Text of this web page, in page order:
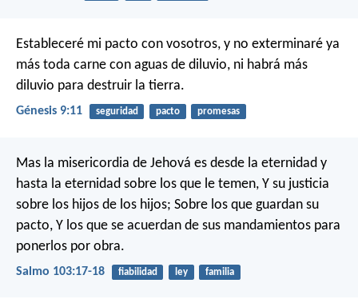
Estableceré mi pacto con vosotros, y no exterminaré ya
más toda carne con aguas de diluvio, ni habrá más
diluvio para destruir la tierra.
Génesis 9:11 seguridad pacto promesas
Mas la misericordia de Jehová es desde la eternidad y
hasta la eternidad sobre los que le temen, Y su justicia
sobre los hijos de los hijos; Sobre los que guardan su
pacto, Y los que se acuerdan de sus mandamientos para
ponerlos por obra.
Salmo 103:17-18 fiabilidad ley familia